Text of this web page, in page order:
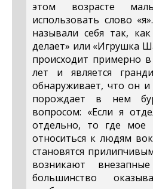
этом возрасте
использовать слово
называли себя так,
делает» или «Игрушка
происходит примерно
лет и является
обнаруживает, что он
порождает в нем
вопросом: «Если я
отдельно, то где
относиться к людям
становятся
возникают
большинство